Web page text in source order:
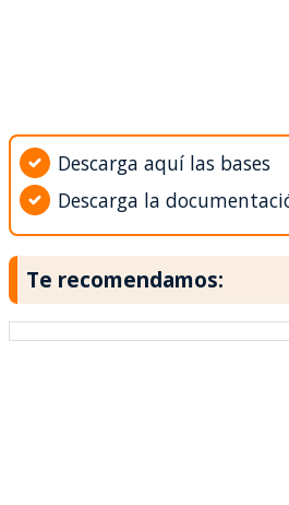
Descarga aquí las bases
Descarga la
Te recomendamos: